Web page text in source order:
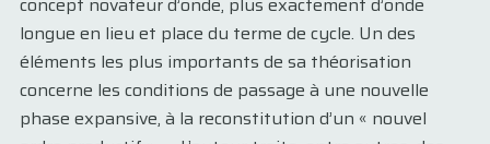
longue en lieu et place du terme de cycle. Un des
éléments les plus importants de sa théorisation
concerne les conditions de passage à une nouvelle
phase expansive, à la reconstitution d’un « nouvel